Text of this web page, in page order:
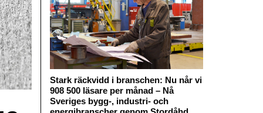
Stark räckvidd i branschen: Nu når vi
908 500 läsare per månad – Nå
Sveriges bygg-, industri- och